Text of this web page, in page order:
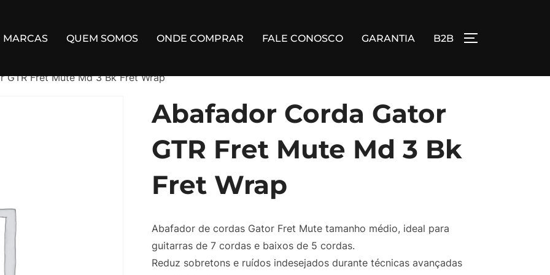
MARCAS QUEM SOMOS ONDE COMPRAR FALE CONOSCO GARANTIA B2B ALTERNAR
Fret Mute Md 3 Bk Fret Wrap
Abafador Corda Gator
GTR Fret Mute Md 3 Bk
Fret Wrap
Abafador de cordas Gator Fret Mute tamanho médio, ideal para
guitarras de 7 cordas e baixos de 5 cordas.
Reduz sobretons e ruídos indesejados durante técnicas avançadas